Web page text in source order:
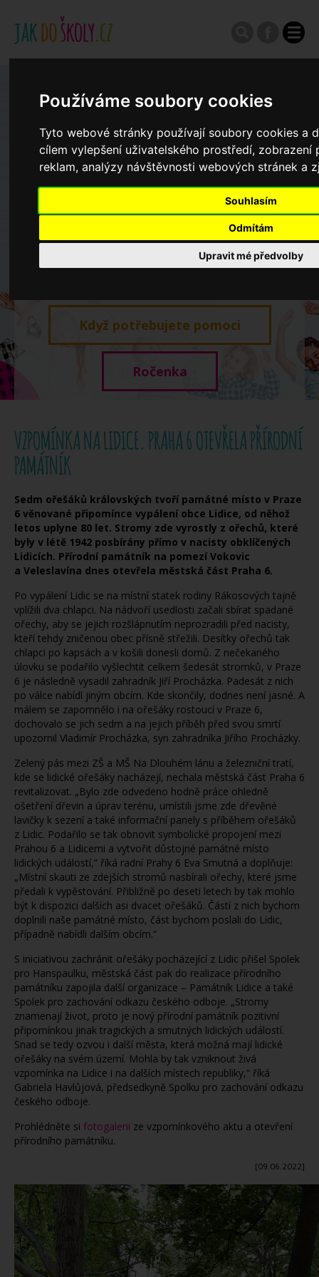
Používáme soubory cookies
Tyto webové stránky používají soubory cookies a
cílem vylepšení uživatelského prostředí, zobrazení
reklam, analýzy návštěvnosti webových stránek a
Souhlasím
Odmítám
Upravit mé předvolby
Zápisy do ZŠ 2026/27
Výroční zprávy
Spádové oblasti ZŠ
Když potřebujete pomoci
Ročenka
VZPOMÍNKA NA LIDICE. PRAHA 6 OTEVŘELA PŘÍRODNÍ
PAMÁTNÍK
Sedm ořešáků královských tvoří památné místo v Praze
6 věnované připomínce vypálení obce Lidice, od něhož
letos uplyne 80 let. Stromy zde vyrostly z ořechů, které
byly v létě 1942 posbírány přímo v nacisty obklíčených
Lidicích. Přírodní památník na pomezí Vokovic
a Veleslavína dnes otevřela městská část Praha 6.
Po vypálení Lidic se na místní statek rodiny Rákosových tajně
vplížili dva chlapci. Na nádvoří usedlosti začali sbírat spadané
ořechy, aby se jejich rozšlápnutím neprozradili před nacisty,
kteří tehdy zničenou obec přísně střežili. Desítky ořechů tak
chlapci po kapsách a v košili donesli domů. Z nečekaného
úlovku se podařilo vyšlechtit celkem šedesát stromků, v Praze
6 je následně vysadil zahradník Jiří Procházka. Padesát z nich
po válce nabídl jiným obcím. Kde skončily, dodnes není jasné. A
málem se zapomnělo i na ořešáky rostoucí v Praze 6,
dochovalo se jich sedm a na jejich příběh před svou smrtí
upozornil Vladimír Procházka, syn zahradníka Jiřího Procházky.
Zelený pás mezi ZŠ a MŠ Na Dlouhém lánu a železniční tratí,
kde se lidické ořešáky nacházejí, nechala městská část Praha 6
revitalizovat. „Bylo zde odvedeno hodně práce ohledně
ošetření dřevin a úprav terénu, umístili jsme zde dřevěné
lavičky k sezení a také informační panely s příběhem ořešáků
z Lidic. Podařilo se tak obnovit symbolické propojení mezi
Prahou 6 a Lidicemi a vytvořit důstojné památné místo
lidických událostí,“ říká radní Prahy 6 Eva Smutná a doplňuje:
„Místní skauti ze zdejších stromů nasbírali ořechy, které jsme
předali k vypěstování. Přibližně po deseti letech by tak mohlo
být k dispozici dalších asi dvacet ořešáků. Částí z nich bychom
doplnili naše památné místo, část bychom poslali do Lidic,
případně nabídli dalším obcím.“
S iniciativou zachránit ořešáky pocházející z Lidic přišel Spolek
pro Hanspaulku, městská část pak do realizace přírodního
památníku zapojila další organizace – Památník Lidice a také
Spolek pro zachování odkazu českého odboje. „Stromy
znamenají život, proto je nový přírodní památník pozitivní
připomínkou jinak tragických a smutných lidických událostí.
Snad se tedy ozvou i další města, která možná mají lidické
ořešáky na svém území. Mohla by tak vzniknout živá
vzpomínka na Lidice i na dalších místech republiky,“ říká
Gabriela Havlůjová, předsedkyně Spolku pro zachování odkazu
českého odboje.
Prohlédněte si fotogalerii ze vzpomínkového aktu a otevření
přírodního památníku.
[09.06.2022]